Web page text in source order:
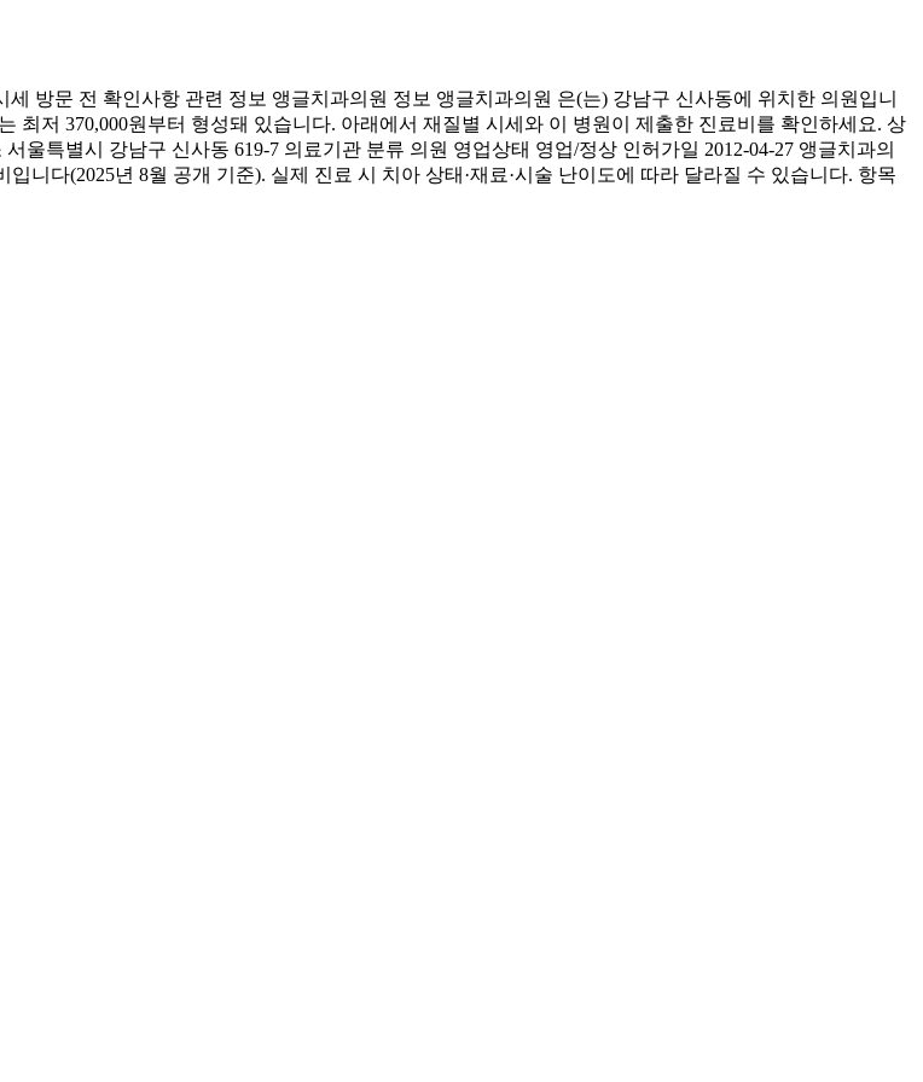
방문 전 확인사항 관련 정보 앵글치과의원 정보 앵글치과의원 은(는) 강남구 신사동에 위치한 의원입니
저 370,000원부터 형성돼 있습니다. 아래에서 재질별 시세와 이 병원이 제출한 진료비를 확인하세요. 상
울특별시 강남구 신사동 619-7 의료기관 분류 의원 영업상태 영업/정상 인허가일 2012-04-27 앵글치과의
니다(2025년 8월 공개 기준). 실제 진료 시 치아 상태·재료·시술 난이도에 따라 달라질 수 있습니다. 항목